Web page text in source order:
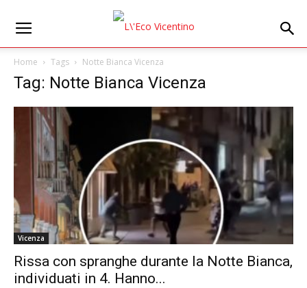
Home Tags Notte Bianca Vicenza
Tag: Notte Bianca Vicenza
Vicenza
Rissa con spranghe durante la Notte Bianca,
individuati in 4. Hanno...